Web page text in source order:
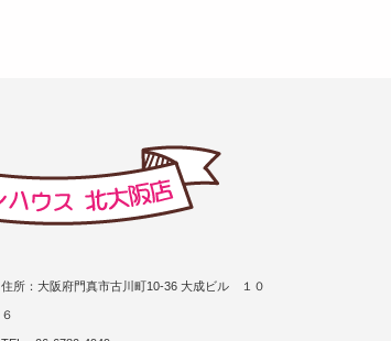
住所：大阪府門真市古川町10-36 大成ビル １０
６